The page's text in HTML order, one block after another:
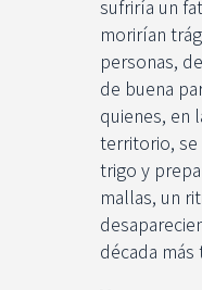
sufriría un
morirían
personas,
de buena
quienes, en
territorio, se
trigo y
mallas, un
década más